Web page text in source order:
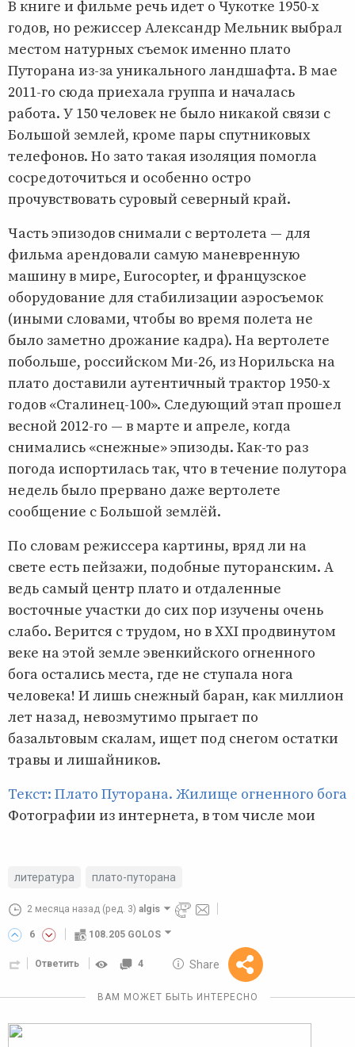
В книге и фильме речь идет о Чукотке 1950-х
годов, но режиссер Александр Мельник выбрал
местом натурных съемок именно плато
Путорана из-за уникального ландшафта. В мае
2011-го сюда приехала группа и началась
работа. У 150 человек не было никакой связи с
Большой землей, кроме пары спутниковых
телефонов. Но зато такая изоляция помогла
сосредоточиться и особенно остро
прочувствовать суровый северный край.
Часть эпизодов снимали с вертолета — для
фильма арендовали самую маневренную
машину в мире, Eurocopter, и французское
оборудование для стабилизации аэросъемок
(иными словами, чтобы во время полета не
было заметно дрожание кадра). На вертолете
побольше, российском Ми-26, из Норильска на
плато доставили аутентичный трактор 1950-х
годов «Сталинец-100». Следующий этап прошел
весной 2012-го — в марте и апреле, когда
снимались «снежные» эпизоды. Как-то раз
погода испортилась так, что в течение полутора
недель было прервано даже вертолете
сообщение с Большой землёй.
По словам режиссера картины, вряд ли на
свете есть пейзажи, подобные путоранским. А
ведь самый центр плато и отдаленные
восточные участки до сих пор изучены очень
слабо. Верится с трудом, но в XXI продвинутом
веке на этой земле эвенкийского огненного
бога остались места, где не ступала нога
человека! И лишь снежный баран, как миллион
лет назад, невозмутимо прыгает по
базальтовым скалам, ищет под снегом остатки
травы и лишайников.
Текст: Плато Путорана. Жилище огненного бога
Фотографии из интернета, в том числе мои
литература плато-путорана
2 месяца назад (ред. 3) algis
6 108.205 GOLOS
Ответить 4 Share
Reward
10 GOLOS
ВАМ МОЖЕТ БЫТЬ ИНТЕРЕСНО